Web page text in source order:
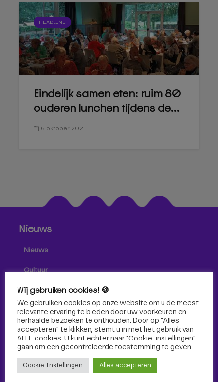
HEADLINE
Eindelijk samen eten: ruim 80
ouderen lunchen tijdens de...
6 oktober 2021
Nieuws
Nieuws
Cultuur
Sport
Wij gebruiken cookies! 🍪
We gebruiken cookies op onze website om u de meest
relevante ervaring te bieden door uw voorkeuren en
herhaalde bezoeken te onthouden. Door op "Alles
accepteren" te klikken, stemt u in met het gebruik van
ALLE cookies. U kunt echter naar "Cookie-instellingen"
gaan om een ​​gecontroleerde toestemming te geven.
Cookie Instellingen Alles accepteren